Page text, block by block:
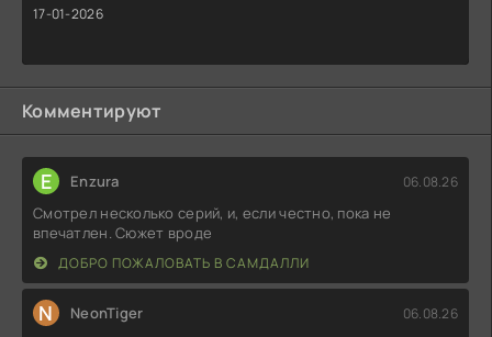
17-01-2026
Комментируют
E Enzura 06.08.26
Смотрел несколько серий, и, если честно, пока не
впечатлен. Сюжет вроде
ДОБРО ПОЖАЛОВАТЬ В САМДАЛЛИ
N NeonTiger 06.08.26